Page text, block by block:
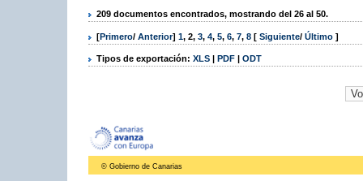
209 documentos encontrados, mostrando del 26 al 50.
[Primero/ Anterior] 1, 2, 3, 4, 5, 6, 7, 8 [ Siguiente/ Último ]
Tipos de exportación: XLS | PDF | ODT
© Gobierno de Canarias